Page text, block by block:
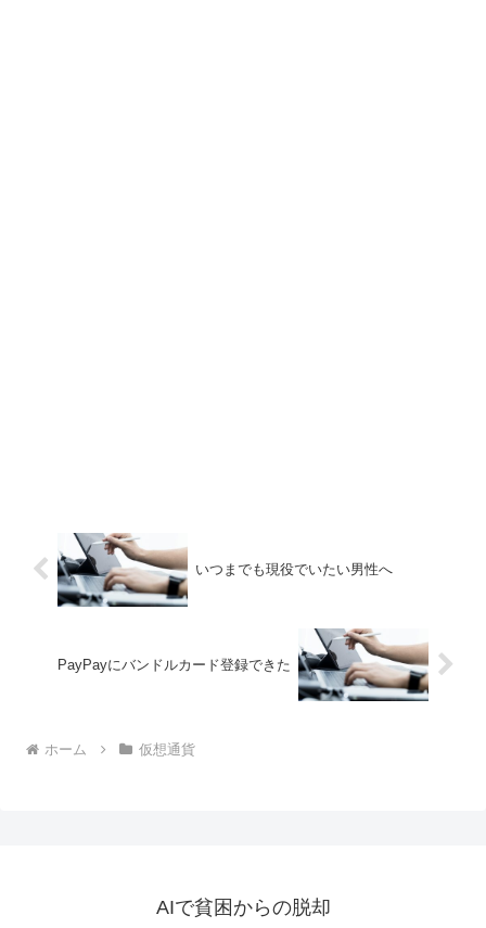
いつまでも現役でいたい男性へ
PayPayにバンドルカード登録できた
ホーム 仮想通貨
AIで貧困からの脱却